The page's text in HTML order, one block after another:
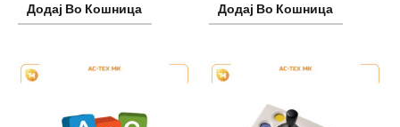
Додај Во Кошница Додај Во Кошница